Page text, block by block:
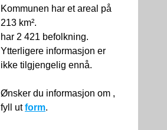
Kommunen har et areal på
213 km².
har 2 421 befolkning.
Ytterligere informasjon er
ikke tilgjengelig ennå.
Ønsker du informasjon om ,
fyll utform.